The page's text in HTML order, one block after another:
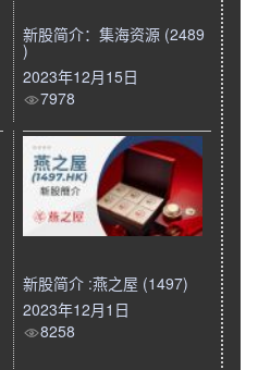
新股简介：集海资源 (2489
)
2023年12月15日
7978
新股简介 :燕之屋 (1497)
2023年12月1日
8258